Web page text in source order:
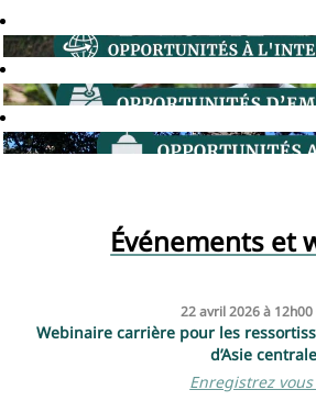
Événements et
22 avril 2026 à 12h00
Webinaire carrière pour les
d’Asie centrale
Enregistrez